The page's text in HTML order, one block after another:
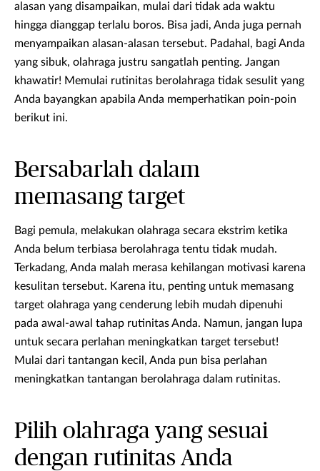
alasan yang disampaikan, mulai dari tidak ada waktu
hingga dianggap terlalu boros. Bisa jadi, Anda juga pernah
menyampaikan alasan-alasan tersebut. Padahal, bagi Anda
yang sibuk, olahraga justru sangatlah penting. Jangan
khawatir! Memulai rutinitas berolahraga tidak sesulit yang
Anda bayangkan apabila Anda memperhatikan poin-poin
berikut ini.
Bersabarlah dalam
memasang target
Bagi pemula, melakukan olahraga secara ekstrim ketika
Anda belum terbiasa berolahraga tentu tidak mudah.
Terkadang, Anda malah merasa kehilangan motivasi karena
kesulitan tersebut. Karena itu, penting untuk memasang
target olahraga yang cenderung lebih mudah dipenuhi
pada awal-awal tahap rutinitas Anda. Namun, jangan lupa
untuk secara perlahan meningkatkan target tersebut!
Mulai dari tantangan kecil, Anda pun bisa perlahan
meningkatkan tantangan berolahraga dalam rutinitas.
Pilih olahraga yang sesuai
dengan rutinitas Anda